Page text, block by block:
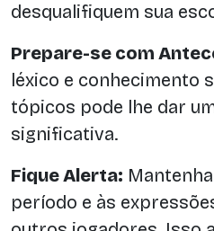
desqualifiquem sua
Prepare-se com
léxico e conhecimento
tópicos pode lhe dar
significativa.
Fique Alerta:
período e às